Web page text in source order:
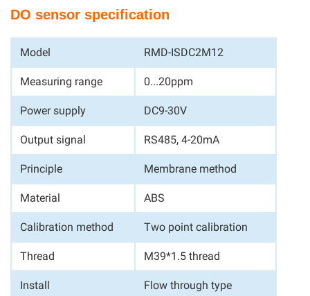
DO sensor specification
Model RMD-ISDC2M12
Measuring range 0...20ppm
Power supply DC9-30V
Output signal RS485, 4-20mA
Principle Membrane method
Material ABS
Calibration method Two point calibration
Thread M39*1.5 thread
Install Flow through type